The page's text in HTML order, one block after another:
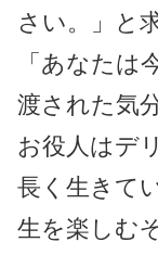
さい。」と
「あなたは
渡された気
お役人はデ
長く生きて
生を楽しむ